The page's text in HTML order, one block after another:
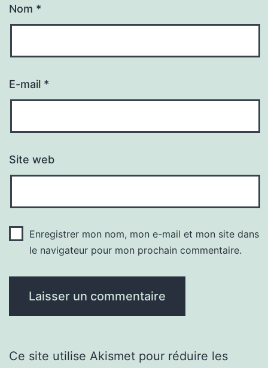
Nom *
E-mail *
Site web
Enregistrer mon nom, mon e-mail et mon site dans
le navigateur pour mon prochain commentaire.
Ce site utilise Akismet pour réduire les